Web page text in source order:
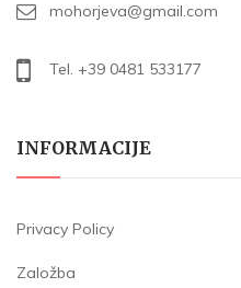
mohorjeva@gmail.com
Tel. +39 0481 533177
INFORMACIJE
Privacy Policy
Založba